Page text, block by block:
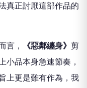
真正討厭這部作品的
言， 《惡鄰纏身》 剪
小品本身急速節奏，
上更是難有作為，我